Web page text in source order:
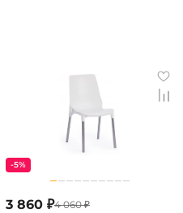
3 860 ₽4 060 ₽
-5%